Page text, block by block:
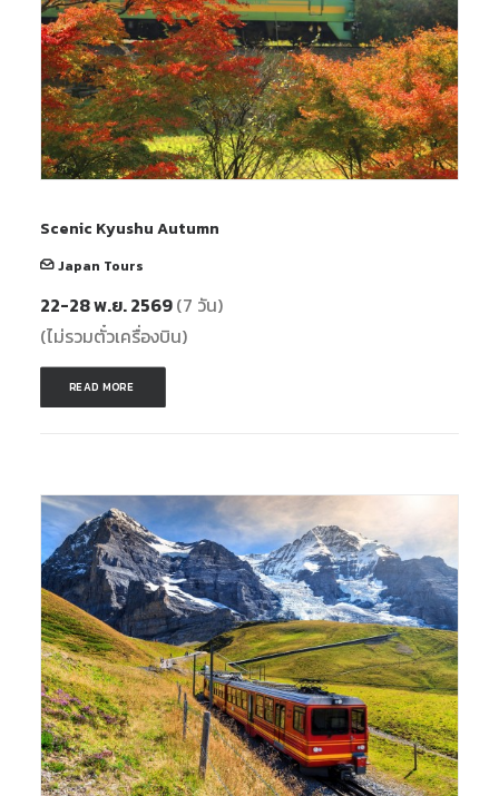
Scenic Kyushu Autumn
Japan Tours
22-28 พ.ย. 2569(7 วัน)
(ไม่รวมตั๋วเครื่องบิน)
READ MORE